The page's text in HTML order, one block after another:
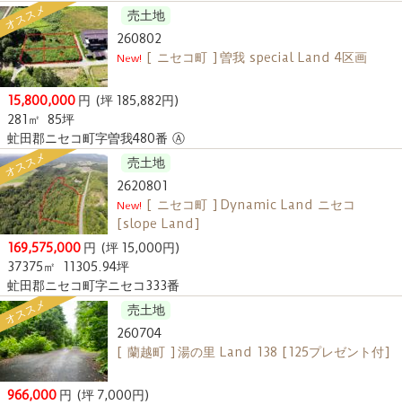
オススメ
売土地
260802
New! [ ニセコ町 ] 曽我 special Land 4区画
15,800,000 円 (坪 185,882円)
281㎡ 85坪
虻田郡ニセコ町字曽我480番 Ⓐ
オススメ
売土地
2620801
New! [ ニセコ町 ] Dynamic Land ニセコ
[slope Land]
169,575,000 円 (坪 15,000円)
37375㎡
11305.94坪
虻田郡ニセコ町字ニセコ333番
オススメ
売土地
260704
[ 蘭越町 ] 湯の里 Land 138 [125プレゼント付]
966,000 円 (坪 7,000円)